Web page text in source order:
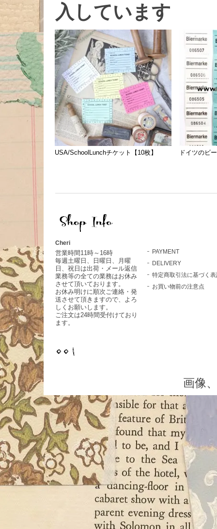
入しています
USA/SchoolLunchチケット【10枚】 ドイツのビ
Cheri
営業時間11時～16時
毎週土曜日、日曜日、月曜
日、祝日は出荷・メール返信
業務等の全ての業務はお休み
させて頂いております。
お休み明けに順次ご連絡・発
送させて頂きますので、よろ
しくお願いします。
ご注文は24時間受付けており
ます。
PAYMENT
DELIVERY
特定商取引法に基づく
お買い物前の注意点
画像